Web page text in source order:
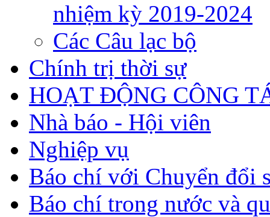
nhiệm kỳ 2019-2024
Các Câu lạc bộ
Chính trị thời sự
HOẠT ĐỘNG CÔNG
Nhà báo - Hội viên
Nghiệp vụ
Báo chí với Chuyển đổi
Báo chí trong nước và